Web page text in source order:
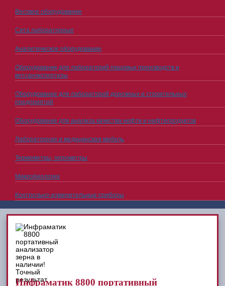
Весовое оборудование
Сита лабораторные
Аналитическое оборудование
Оборудование для лабораторий пищевых производств и
ветсанэкспертизы
Оборудование для лабораторий дорожных и строительных
предприятий
Оборудование для анализа качества нефти и нефтепродуктов
Лабораторная и медицинская мебель
Термометры, гигрометры
Микробиология
Контрольно-измерительные приборы
Инфраматик 8800 портативный